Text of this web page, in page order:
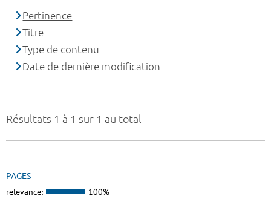
Résultats 1 à 1 sur 1 au total
PAGES
relevance: 100%
Pertinence
Titre
Type de contenu
Date de dernière modification